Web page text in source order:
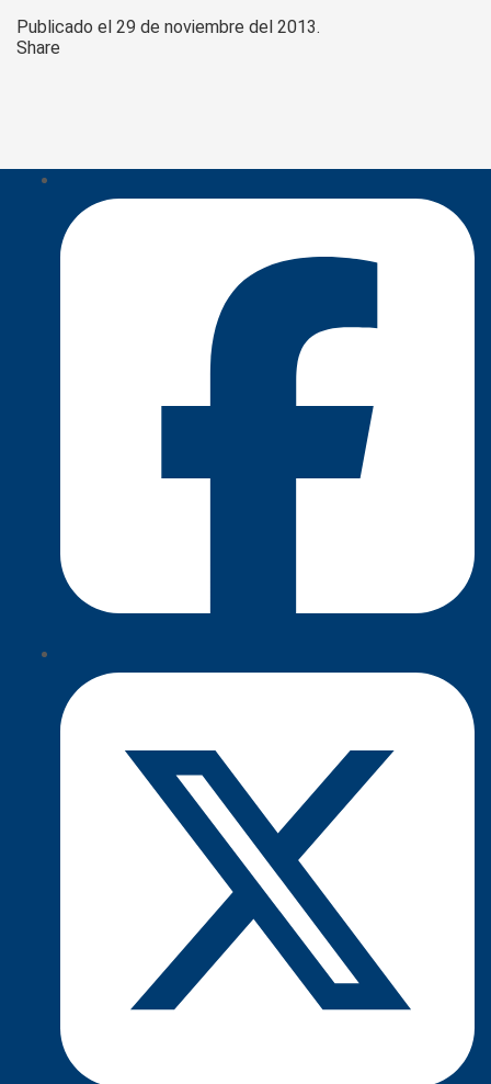
Publicado el 29 de noviembre del 2013.
Share